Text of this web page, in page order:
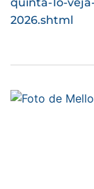
2026.shtml